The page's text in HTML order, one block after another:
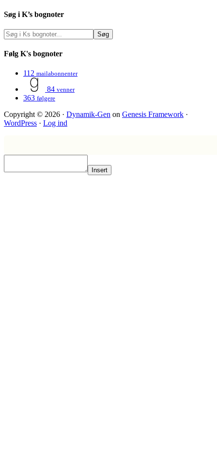
Søg i K’s bognoter
Følg K's bognoter
112 mailabonnenter
84 venner
363 følgere
Copyright © 2026 · Dynamik-Gen on Genesis Framework ·
WordPress · Log ind
Insert